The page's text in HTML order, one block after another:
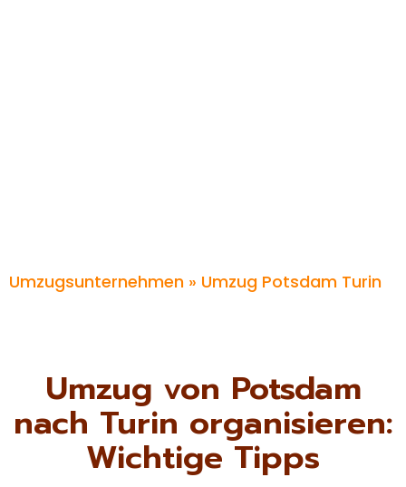
Umzugsunternehmen » Umzug Potsdam Turin
Umzug von Potsdam
nach Turin organisieren:
Wichtige Tipps